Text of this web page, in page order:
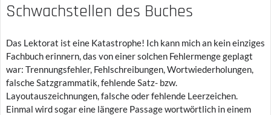
Schwachstellen des Buches
Das Lektorat ist eine Katastrophe! Ich kann mich an kein einziges
Fachbuch erinnern, das von einer solchen Fehlermenge geplagt
war: Trennungsfehler, Fehlschreibungen, Wortwiederholungen,
falsche Satzgrammatik, fehlende Satz- bzw.
Layoutauszeichnungen, falsche oder fehlende Leerzeichen.
Einmal wird sogar eine längere Passage wortwörtlich in einem